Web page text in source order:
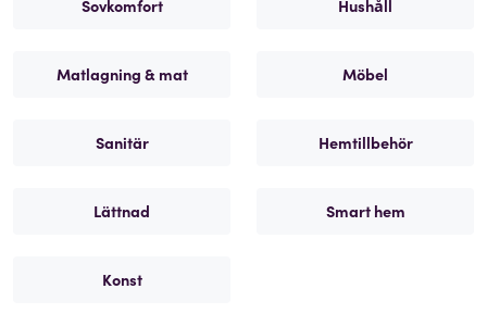
Sovkomfort Hushåll
Matlagning & mat Möbel
Sanitär Hemtillbehör
Lättnad Smart hem
Konst